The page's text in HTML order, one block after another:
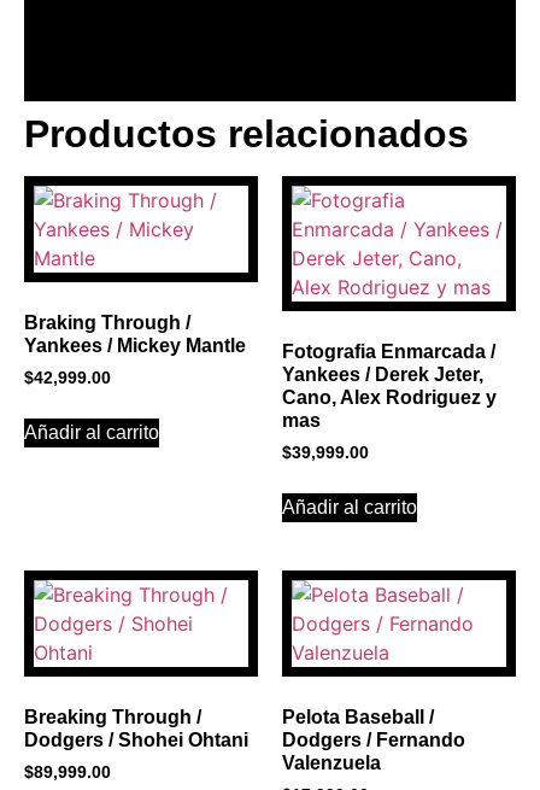
BANNER CON
PROMOCIONES 1
Click Here
Productos relacionados
Braking Through /
Yankees / Mickey Mantle
$42,999.00
Añadir al carrito
Fotografia Enmarcada /
Yankees / Derek Jeter,
Cano, Alex Rodriguez y
mas
$39,999.00
Añadir al carrito
Breaking Through /
Dodgers / Shohei Ohtani
$89,999.00
Pelota Baseball /
Dodgers / Fernando
Valenzuela